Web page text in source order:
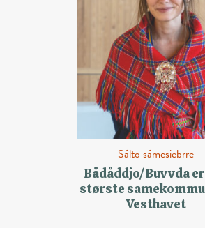
Sálto sámesiebrre
Bådåddjo/Buvvda
største
Vesthavet